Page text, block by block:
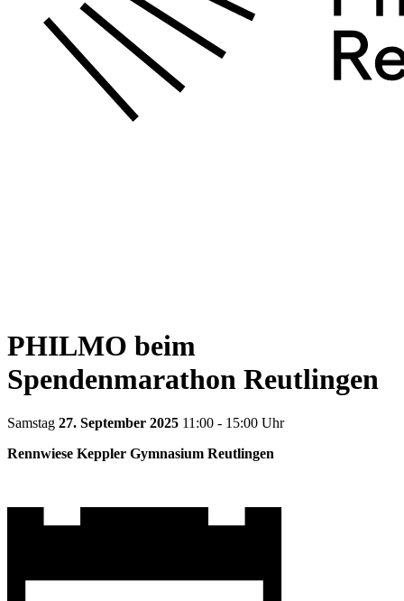
PHILMO beim
Spendenmarathon Reutlingen
Samstag 27. September 2025 11:00 - 15:00 Uhr
Rennwiese Keppler Gymnasium Reutlingen